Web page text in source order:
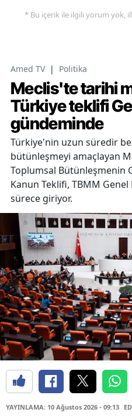
* Bu içerik ile ilgili yorum yok,
Amed TV | Politika
Meclis'te tarihi
Türkiye teklifi
gündeminde
Türkiye'nin uzun süredir
bütünleşmeyi amaçlayan
Toplumsal Bütünleşmenin
Kanun Teklifi, TBMM
sürece giriyor.
YAYINLAMA: 10 Ağustos 2026 - 09:13